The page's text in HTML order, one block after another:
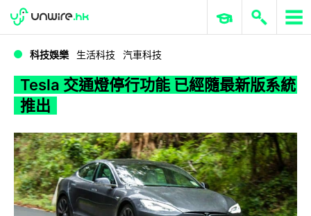
Tesla 交通燈停行功能 已經隨最新版系統推出
WWDC 2026 ERP 與商業 AI
科技娛樂 生活科技 汽車科技
Tesla 交通燈停行功能 已經隨最新版系統
推出